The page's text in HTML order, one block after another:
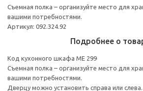
Съемная полка – организуйте место для
вашими потребностями.
Артикул: 092.324.92
Подробнее о
Код кухонного шкафа ME 299
Съемная полка – организуйте место для
вашими потребностями.
Дверцу можно установить справа или слева.